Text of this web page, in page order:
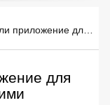
для